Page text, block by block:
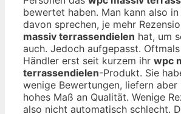
bewertet haben. Man kann also in
davon sprechen, je mehr
massiv terrassendielen hat, um
auch. Jedoch aufgepasst.
Händler erst seit kurzem ihr wpc
terrassendielen-Produkt. Sie
wenige Bewertungen, liefern aber
hohes Maß an Qualität. Wenige
also nicht automatisch schlecht.